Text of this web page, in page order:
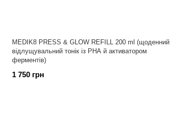
MEDIK8 PRESS & GLOW REFILL 200 ml (щоденний
відлущувальний тонік із РНА й активатором
ферментів)
1 750 грн